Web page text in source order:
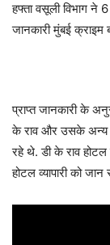
हफ्ता वसूली विभाग ने
जानकारी मुंबई क्राइम
प्राप्त जानकारी के
के राव और उसके अन्य 6
रहे थे. डी के राव होटल
होटल व्यापारी को